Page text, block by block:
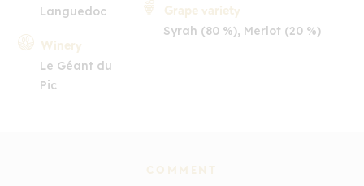
Languedoc
Winery
Le Géant du
Pic
Grape variety
Syrah (80 %), Merlot (20 %)
COMMENT